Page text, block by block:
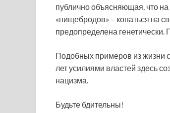
публично объясняющая, что
«нищебродов» – копаться на
предопределена генетически.
Подобных примеров из жизни
лет усилиями властей здесь
нацизма.
Будьте бдительны!